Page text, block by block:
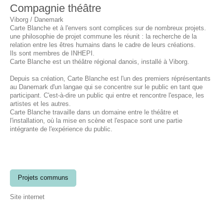
Compagnie théâtre
Viborg / Danemark
Carte Blanche et à l'envers sont complices sur de nombreux projets.
une philosophie de projet commune les réunit : la recherche de la
relation entre les êtres humains dans le cadre de leurs créations.
Ils sont membres de INHEPI.
Carte Blanche est un théâtre régional danois, installé à Viborg.
Depuis sa création, Carte Blanche est l'un des premiers réprésentants
au Danemark d'un langae qui se concentre sur le public en tant que
participant. C'est-à-dire un public qui entre et rencontre l'espace, les
artistes et les autres.
Carte Blanche travaille dans un domaine entre le théâtre et
l'installation, où la mise en scène et l'espace sont une partie
intégrante de l'expérience du public.
Projets communs
Site internet